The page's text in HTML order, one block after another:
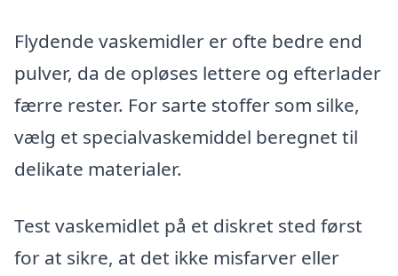
Flydende vaskemidler er ofte bedre end
pulver, da de opløses lettere og efterlader
færre rester. For sarte stoffer som silke,
vælg et specialvaskemiddel beregnet til
delikate materialer.
Test vaskemidlet på et diskret sted først
for at sikre, at det ikke misfarver eller